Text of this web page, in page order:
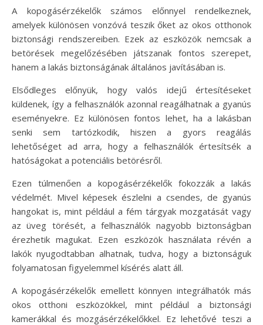
A kopogásérzékelők számos előnnyel rendelkeznek,
amelyek különösen vonzóvá teszik őket az okos otthonok
biztonsági rendszereiben. Ezek az eszközök nemcsak a
betörések megelőzésében játszanak fontos szerepet,
hanem a lakás biztonságának általános javításában is.
Elsődleges előnyük, hogy valós idejű értesítéseket
küldenek, így a felhasználók azonnal reagálhatnak a gyanús
eseményekre. Ez különösen fontos lehet, ha a lakásban
senki sem tartózkodik, hiszen a gyors reagálás
lehetőséget ad arra, hogy a felhasználók értesítsék a
hatóságokat a potenciális betörésről.
Ezen túlmenően a kopogásérzékelők fokozzák a lakás
védelmét. Mivel képesek észlelni a csendes, de gyanús
hangokat is, mint például a fém tárgyak mozgatását vagy
az üveg törését, a felhasználók nagyobb biztonságban
érezhetik magukat. Ezen eszközök használata révén a
lakók nyugodtabban alhatnak, tudva, hogy a biztonságuk
folyamatosan figyelemmel kísérés alatt áll.
A kopogásérzékelők emellett könnyen integrálhatók más
okos otthoni eszközökkel, mint például a biztonsági
kamerákkal és mozgásérzékelőkkel. Ez lehetővé teszi a